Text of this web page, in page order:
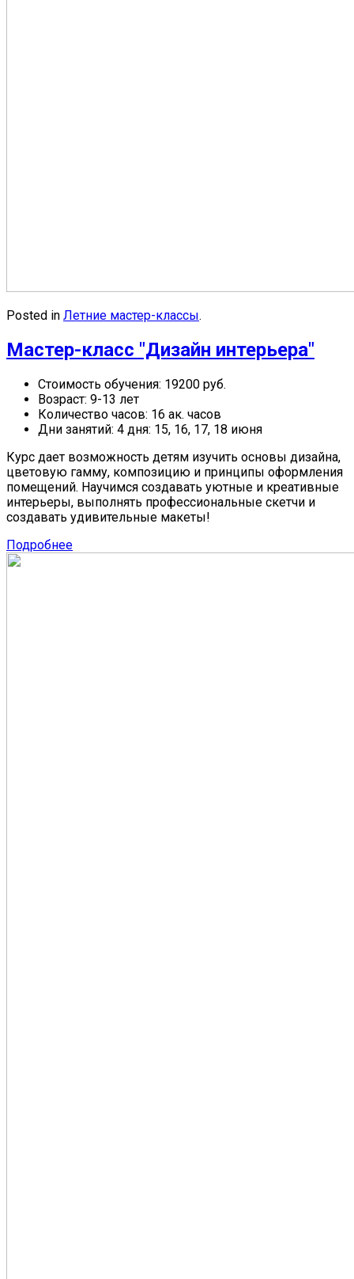
Posted in Летние мастер-классы.
Мастер-класс "Дизайн интерьера"
Стоимость обучения: 19200 руб.
Возраст: 9-13 лет
Количество часов: 16 ак. часов
Дни занятий: 4 дня: 15, 16, 17, 18 июня
Курс дает возможность детям изучить основы дизайна,
цветовую гамму, композицию и принципы оформления
помещений. Научимся создавать уютные и креативные
интерьеры, выполнять профессиональные скетчи и
создавать удивительные макеты!
Подробнее